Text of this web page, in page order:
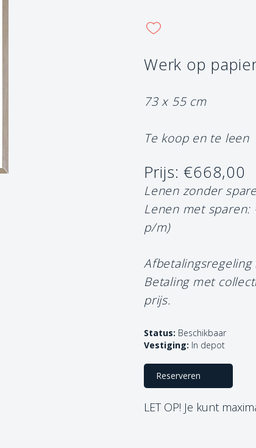
Werk op
73 x 55 cm
Te koop en te leen
Prijs: €668,00
Lenen zonder
Lenen met sparen:
p/m)
Afbetalingsregeling
Betaling met
prijs.
Status: Beschikbaar
Vestiging: In depot
Reserveren
LET OP! Je kunt